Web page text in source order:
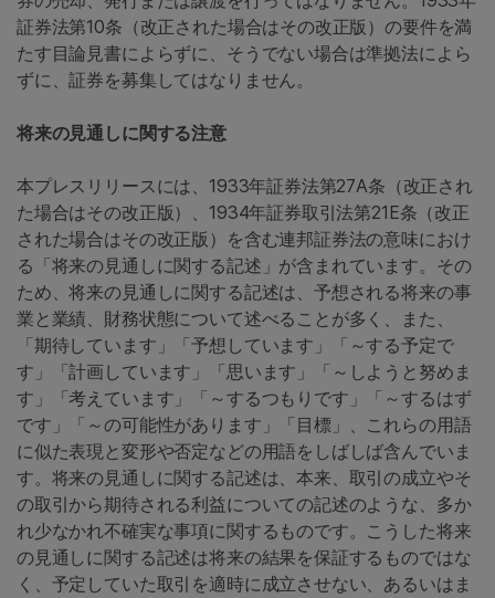
証券法第10条（改正された場合はその改正版）の要件を満
たす目論見書によらずに、そうでない場合は準拠法によら
ずに、証券を募集してはなりません。
将来の見通しに関する注意
本プレスリリースには、1933年証券法第27A条（改正され
た場合はその改正版）、1934年証券取引法第21E条（改正
された場合はその改正版）を含む連邦証券法の意味におけ
る「将来の見通しに関する記述」が含まれています。その
ため、将来の見通しに関する記述は、予想される将来の事
業と業績、財務状態について述べることが多く、また、
「期待しています」「予想しています」「～する予定で
す」「計画しています」「思います」「～しようと努めま
す」「考えています」「～するつもりです」「～するはず
です」「～の可能性があります」「目標」、これらの用語
に似た表現と変形や否定などの用語をしばしば含んでいま
す。将来の見通しに関する記述は、本来、取引の成立やそ
の取引から期待される利益についての記述のような、多か
れ少なかれ不確実な事項に関するものです。こうした将来
の見通しに関する記述は将来の結果を保証するものではな
く、予定していた取引を適時に成立させない、あるいはま